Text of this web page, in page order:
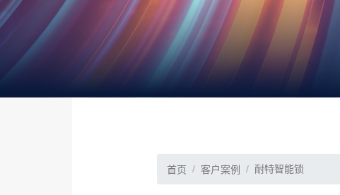
首页 客户案例 耐特智能锁